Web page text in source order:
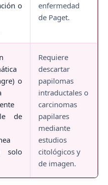
o
enfermedad
de Paget.
o
de
solo
Requiere
descartar
papilomas
intraductales o
carcinomas
papilares
mediante
estudios
citológicos y
de imagen.